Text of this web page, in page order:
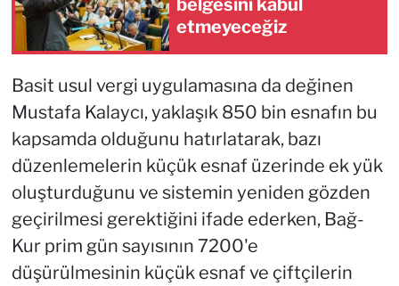
etmeyeceğiz
Basit usul vergi uygulamasına da değinen
Mustafa Kalaycı, yaklaşık 850 bin esnafın bu
kapsamda olduğunu hatırlatarak, bazı
düzenlemelerin küçük esnaf üzerinde ek yük
oluşturduğunu ve sistemin yeniden gözden
geçirilmesi gerektiğini ifade ederken, Bağ-
Kur prim gün sayısının 7200'e
düşürülmesinin küçük esnaf ve çiftçilerin